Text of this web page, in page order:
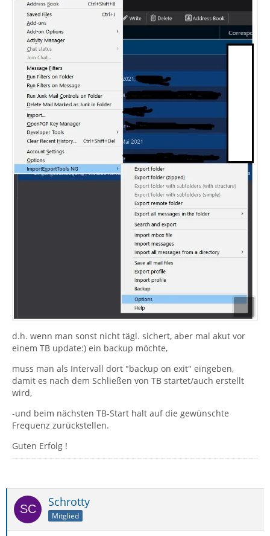
d.h. wenn man sonst nicht tägl. sichert, aber mal akut vor
einem TB update:) ein backup möchte,
muss man als Intervall dort "backup on exit" eingeben,
damit es nach dem Schließen von TB startet/auch erstellt
wird,
-und beim nächsten TB-Start halt auf die gewünschte
Frequenz zurückstellen.
Guten Erfolg !
Schrotty
Mitglied